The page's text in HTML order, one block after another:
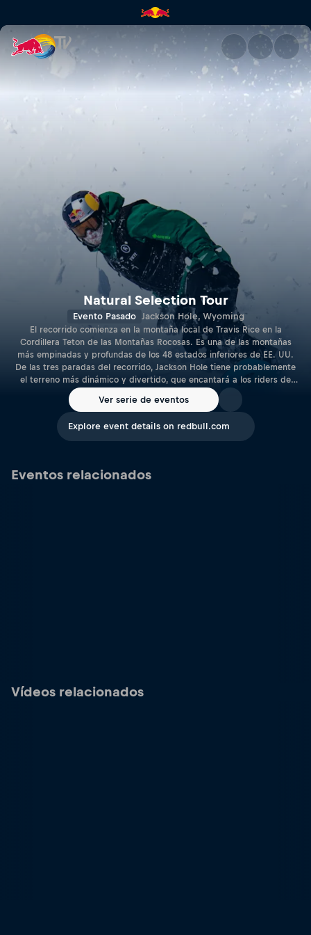
Natural Selection Tour | Red
Natural Selection Tour
Evento Pasado Jackson Hole, Wyoming
El recorrido comienza en la montaña local de Travis Rice en la
Cordillera Teton de las Montañas Rocosas. Es una de las montañas
más empinadas y profundas de los 48 estados inferiores de EE. UU.
De las tres paradas del recorrido, Jackson Hole tiene probablemente
el terreno más dinámico y divertido, que encantará a los riders de
Ver serie de eventos
Explore event details on redbull.com
Eventos relacionados
Vídeos relacionados